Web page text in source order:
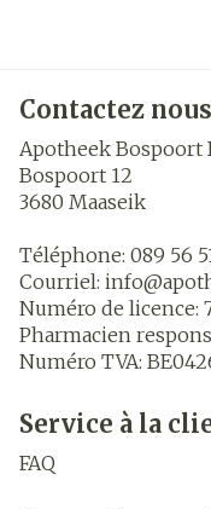
Contactez nous
Apotheek Bospoort
Bospoort 12
3680 Maaseik
Téléphone: 089 56
Courriel: info@
Numéro de licence:
Pharmacien
Numéro TVA:
Service à la
FAQ